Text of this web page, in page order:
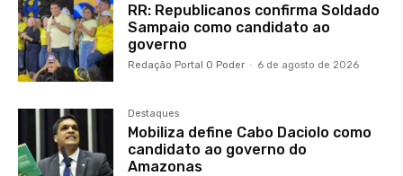
RR: Republicanos confirma Soldado
Sampaio como candidato ao
governo
Redação Portal O Poder - 6 de agosto de 2026
Destaques
Mobiliza define Cabo Daciolo como
candidato ao governo do
Amazonas